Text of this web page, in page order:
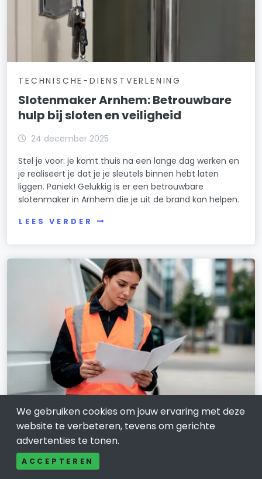
TECHNISCHE-DIENSTVERLENING
Slotenmaker Arnhem: Betrouwbare
hulp bij sloten en veiligheid
24 december 2025
Stel je voor: je komt thuis na een lange dag werken en
je realiseert je dat je je sleutels binnen hebt laten
liggen. Paniek! Gelukkig is er een betrouwbare
slotenmaker in Arnhem die je uit de brand kan helpen.
LEES VERDER
TRANSPORT EN LOGISTIEK
Zo zet je een Verkeersregelaar in
Arnhem veilig en slim in
5 december 2025
We gebruiken cookies om jouw ervaring met deze
website te verbeteren, tevens om gerichte
advertenties te tonen.
ACCEPTEREN